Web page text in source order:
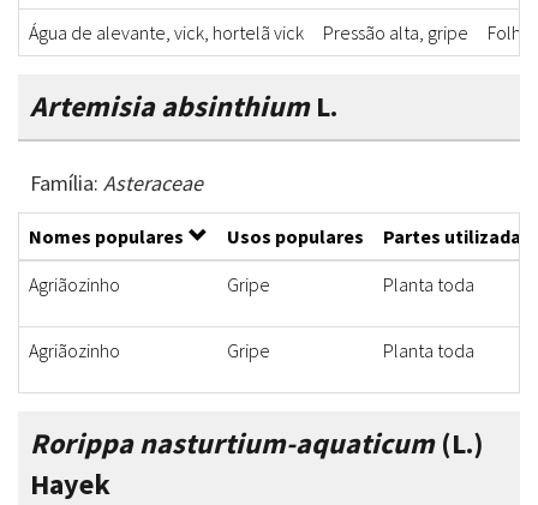
Água de alevante, vick, hortelã vick
Pressão alta, gripe Folha
Artemisia absinthiumL.
Família: Asteraceae
Nomes populares Usos populares
Partes utilizadas
Agriãozinho
Gripe Planta toda
Agriãozinho Gripe Planta toda
Rorippa nasturtium-aquaticum(L.)
Hayek